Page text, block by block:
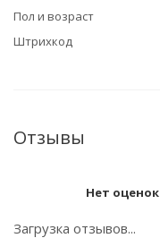
Пол и возраст
Штрихкод
Отзывы
Нет оценок
Загрузка отзывов...